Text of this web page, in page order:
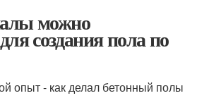
можно
создания пола по
опыт - как делал бетонный полы